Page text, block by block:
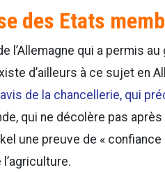
des Etats
l’Allemagne qui a permis
d’ailleurs à ce sujet en
de la chancellerie, qui
qui ne décolère pas
une preuve de «